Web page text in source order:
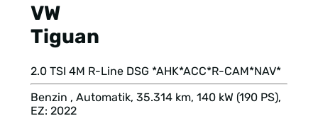
VW
Tiguan
2.0 TSI 4M R-Line DSG *AHK*ACC*R-CAM*NAV*
Benzin , Automatik, 35.314 km, 140 kW (190 PS),
EZ: 2022